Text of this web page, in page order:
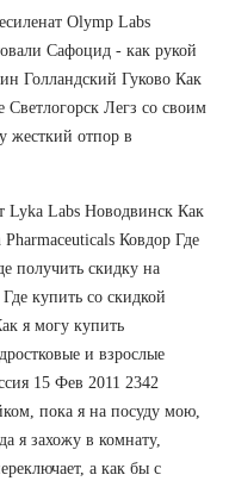
Olymp Labs
Сафоцид - как рукой
Голландский Гуково Как
Светлогорск Легз со своим
жесткий отпор в
Lyka Labs Новодвинск Как
Ковдор Где
получить скидку на
купить со скидкой
я могу купить
и взрослые
15 Фев 2011 2342
пока я на посуду мою,
я захожу в комнату,
а как бы с